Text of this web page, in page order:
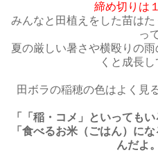
締め切りは
みんなと田植えをした苗は
っ
夏の厳しい暑さや横殴りの
くと成長し
田ボラの稲穂の色はよく見
「「稲・コメ」といっても
「食べるお米（ごはん）に
んだよ